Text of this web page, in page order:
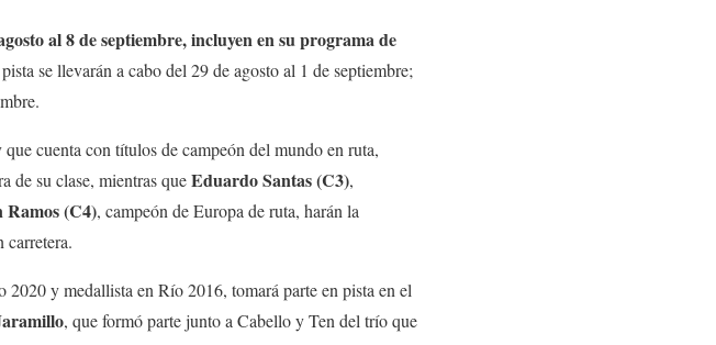
al 8 de septiembre, incluyen en su programa de
se llevarán a cabo del 29 de agosto al 1 de septiembre;
cuenta con títulos de campeón del mundo en ruta,
de su clase, mientras queEduardo Santas (C3),
Ramos (C4), campeón de Europa de ruta, harán la
y medallista en Río 2016, tomará parte en pista en el
, que formó parte junto a Cabello y Ten del trío que